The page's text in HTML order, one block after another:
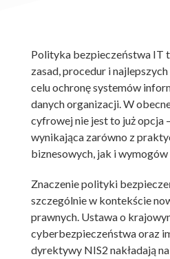
Polityka bezpieczeństwa IT
zasad, procedur i
celu ochronę systemów
danych organizacji. W
cyfrowej nie jest to już opcja
wynikająca zarówno z
biznesowych, jak i
Znaczenie polityki
szczególnie w kontekście
prawnych. Ustawa o
cyberbezpieczeństwa oraz
dyrektywy NIS2 nakładają